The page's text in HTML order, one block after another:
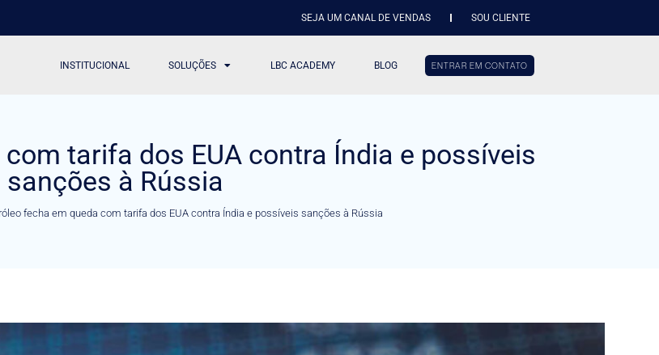
SEJA UM CANAL DE VENDAS SOU CLIENTE
INSTITUCIONAL SOLUÇÕES LBC ACADEMY BLOG ENTRAR EM CONTATO
tarifa dos EUA contra Índia e possíveis
sanções à Rússia
fecha em queda com tarifa dos EUA contra Índia e possíveis sanções à Rússia